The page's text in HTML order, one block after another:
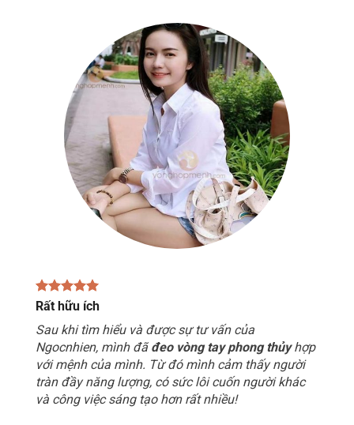
Rất hữu ích
Sau khi tìm hiểu và được sự tư vấn của
Ngocnhien, mình đã đeo vòng tay phong thủyhợp
với mệnh của mình. Từ đó mình cảm thấy người
tràn đầy năng lượng, có sức lôi cuốn người khác
và công việc sáng tạo hơn rất nhiều!